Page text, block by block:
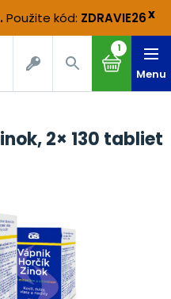
. Použite kód: ZDRAVIE26x
1
Menu
2× 130 tabliet